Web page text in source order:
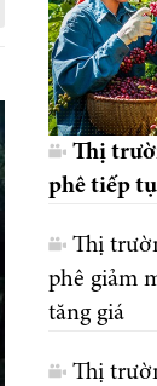
Thị
phê tiếp
Thị
phê giảm
tăng giá
Thị